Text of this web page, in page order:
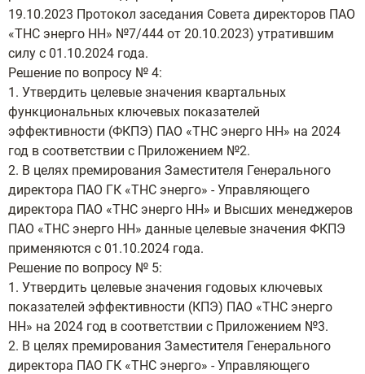
19.10.2023 Протокол заседания Совета директоров ПАО
«ТНС энерго НН» №7/444 от 20.10.2023) утратившим
силу с 01.10.2024 года.
Решение по вопросу № 4:
1. Утвердить целевые значения квартальных
функциональных ключевых показателей
эффективности (ФКПЭ) ПАО «ТНС энерго НН» на 2024
год в соответствии с Приложением №2.
2. В целях премирования Заместителя Генерального
директора ПАО ГК «ТНС энерго» - Управляющего
директора ПАО «ТНС энерго НН» и Высших менеджеров
ПАО «ТНС энерго НН» данные целевые значения ФКПЭ
применяются с 01.10.2024 года.
Решение по вопросу № 5:
1. Утвердить целевые значения годовых ключевых
показателей эффективности (КПЭ) ПАО «ТНС энерго
НН» на 2024 год в соответствии с Приложением №3.
2. В целях премирования Заместителя Генерального
директора ПАО ГК «ТНС энерго» - Управляющего